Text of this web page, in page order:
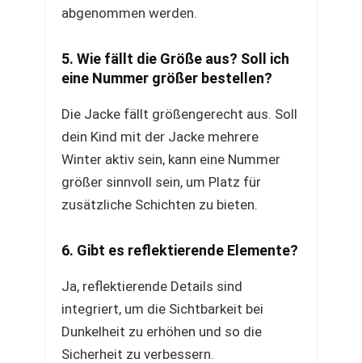
abgenommen werden.
5. Wie fällt die Größe aus? Soll ich
eine Nummer größer bestellen?
Die Jacke fällt größengerecht aus. Soll
dein Kind mit der Jacke mehrere
Winter aktiv sein, kann eine Nummer
größer sinnvoll sein, um Platz für
zusätzliche Schichten zu bieten.
6. Gibt es reflektierende Elemente?
Ja, reflektierende Details sind
integriert, um die Sichtbarkeit bei
Dunkelheit zu erhöhen und so die
Sicherheit zu verbessern.